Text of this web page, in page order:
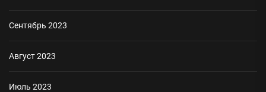
Сентябрь 2023
Август 2023
Июль 2023